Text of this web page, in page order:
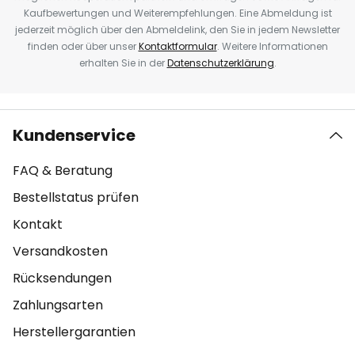
Kaufbewertungen und Weiterempfehlungen. Eine Abmeldung ist
jederzeit möglich über den Abmeldelink, den Sie in jedem Newsletter
finden oder über unserKontaktformular. Weitere Informationen
erhalten Sie in derDatenschutzerklärung.
Kundenservice
FAQ & Beratung
Bestellstatus prüfen
Kontakt
Versandkosten
Rücksendungen
Zahlungsarten
Herstellergarantien